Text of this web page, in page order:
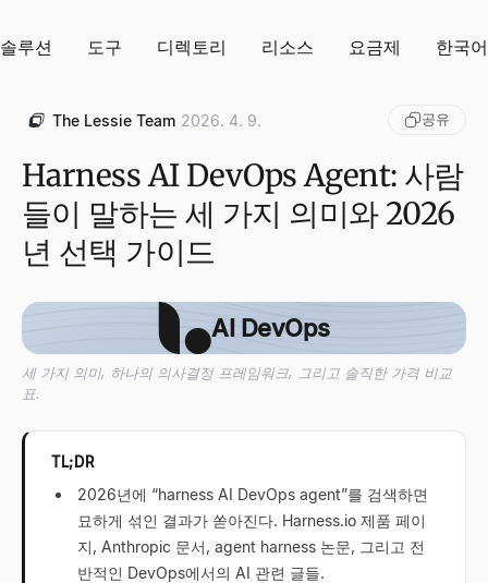
솔루션 도구 디렉토리 리소스 요금제 한국어
The Lessie Team 2026. 4. 9. 공유
Harness AI DevOps Agent: 사람
들이 말하는 세 가지 의미와 2026
년 선택 가이드
AI DevOps
세 가지 의미, 하나의 의사결정 프레임워크, 그리고 솔직한 가격 비교
표.
TL;DR
2026년에 “harness AI DevOps agent”를 검색하면
묘하게 섞인 결과가 쏟아진다. Harness.io 제품 페이
지, Anthropic 문서, agent harness 논문, 그리고 전
반적인 DevOps에서의 AI 관련 글들.